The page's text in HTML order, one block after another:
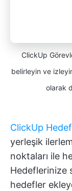
ClickUp
belirleyin ve
olarak
ClickUp
yerleşik
noktaları ile
Hedeflerinize
hedefler